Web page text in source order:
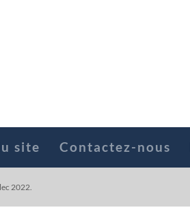
site Contactez-nous
2022.